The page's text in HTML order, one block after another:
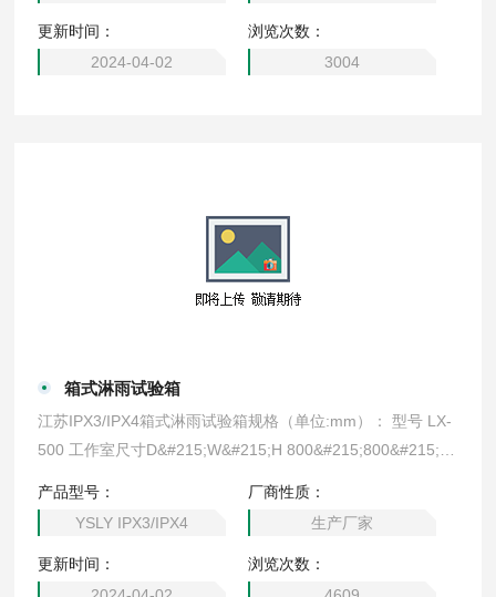
更新时间：
2024-04-02
浏览次数：
3004
箱式淋雨试验箱
江苏IPX3/IPX4箱式淋雨试验箱规格（单位:mm）： 型号 LX-
500 工作室尺寸D&#215;W&#215;H 800&#215;800&#215;80
000&#215;1050
产品型号：
YSLY IPX3/IPX4
厂商性质：
生产厂家
更新时间：
浏览次数：